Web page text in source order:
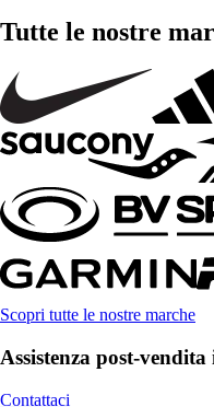
Tutte le nostre
Scopri tutte le nostre marche
Assistenza post-
Contattaci